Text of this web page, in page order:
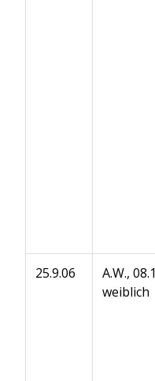
25.9.06
A.W.,
weiblich